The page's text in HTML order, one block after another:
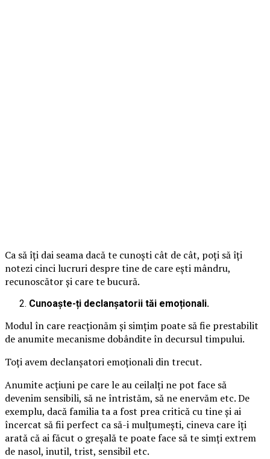
Ca să îți dai seama dacă te cunoști cât de cât, poți să îți
notezi cinci lucruri despre tine de care ești mândru,
recunoscător și care te bucură.
Cunoaște-ți declanșatorii tăi emoționali.
Modul în care reacționăm și simțim poate să fie prestabilit
de anumite mecanisme dobândite în decursul timpului.
Toți avem declanșatori emoționali din trecut.
Anumite acțiuni pe care le au ceilalți ne pot face să
devenim sensibili, să ne întristăm, să ne enervăm etc. De
exemplu, dacă familia ta a fost prea critică cu tine și ai
încercat să fii perfect ca să-i mulțumești, cineva care îți
arată că ai făcut o greșală te poate face să te simți extrem
de nasol, inutil, trist, sensibil etc.